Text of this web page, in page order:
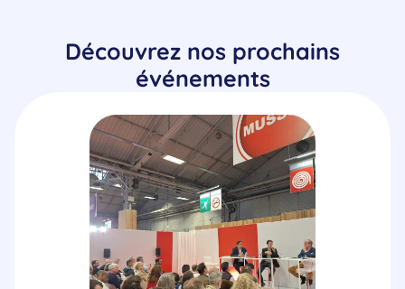
Découvrez nos prochains
événements